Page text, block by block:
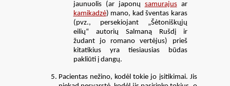
jaunuolis (ar japonų samurajusar
kamikadzė) mano, kad šventas karas
(pvz., persekiojant „Šėtoniškųjų
eilių“ autorių Salmaną Rušdį ir
žudant jo romano vertėjus) prieš
kitatikius yra tiesiausias būdas
pakliūti į dangų.
Pacientas nežino, kodėl tokie jo įsitikimai. Jis